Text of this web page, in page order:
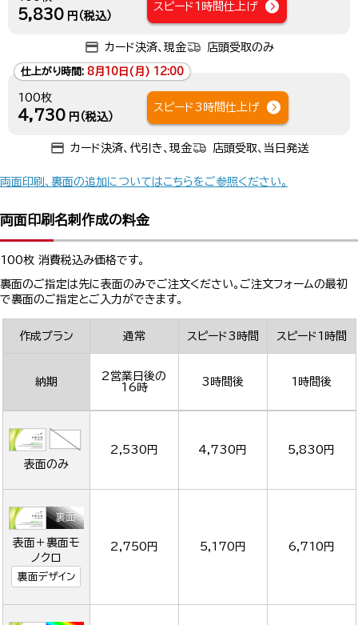
5,830 円（税込）
スピード1時間仕上げ
カード決済、現金 店頭受取のみ
仕上がり時間: 8月10日(月) 12:00
100枚
4,730 円（税込）
スピード3時間仕上げ
カード決済、代引き、現金 店頭受取、当日発送
両面印刷、裏面の追加についてはこちらをご参照ください。
両面印刷名刺作成の料金
100枚 消費税込み価格です。
裏面のご指定は先に表面のみでご注文ください。ご注文フォームの最初
で裏面のご指定とご入力ができます。
作成プラン 通常 スピード3時間 スピード1時間
納期
2営業日後の
16時
3時間後 1時間後
表面のみ
2,530円 4,730円 5,830円
表面＋裏面モ
ノクロ
裏面デザイン
2,750円 5,170円 6,710円